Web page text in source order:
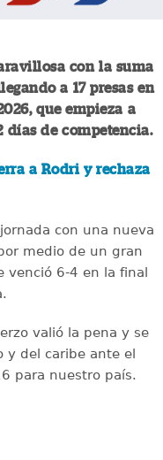
con la suma
a 17 presas en
que empieza a
días de competencia.
a Rodri y rechaza
con una nueva
medio de un gran
venció 6-4 en la final
valió la pena y se
y del caribe ante el
para nuestro país.